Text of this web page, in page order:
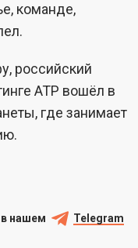
команде,
российский
ATP вошёл в
где занимает
в нашем
Telegram